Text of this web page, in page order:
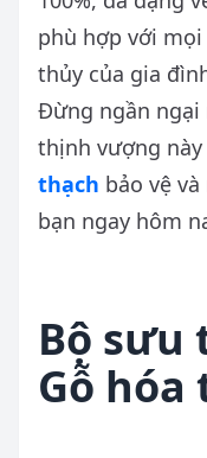
phù hợp với
thủy của gia
Đừng ngần ngại
thịnh vượng này
thạch bảo vệ
bạn ngay hôm
Bộ sưu
Gỗ hóa